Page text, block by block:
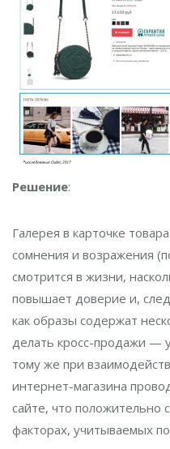
Решение:
Галерея в карточке
сомнения и возражения
смотрится в жизни,
повышает доверие и,
как образы содержат
делать кросс-продажи —
тому же при
интернет-магазина
сайте, что положительно
факторах, учитываемых